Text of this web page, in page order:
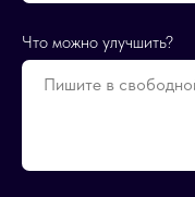
Что можно улучшить?